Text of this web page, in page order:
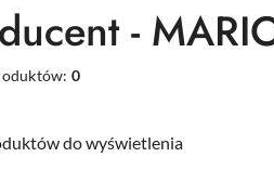
-
0
do wyświetlenia